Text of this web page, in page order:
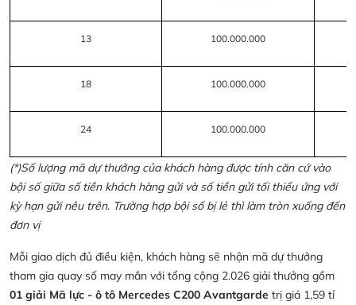
13 100.000.000
18 100.000.000
24 100.000.000
(*)Số lượng mã dự thưởng của khách hàng được tính căn cứ vào
bội số giữa số tiền khách hàng gửi và số tiền gửi tối thiểu ứng với
kỳ hạn gửi nêu trên. Trường hợp bội số bị lẻ thì làm tròn xuống đến
đơn vị
Mỗi giao dịch đủ điều kiện, khách hàng sẽ nhận mã dự thưởng
tham gia quay số may mắn với tổng cộng 2.026 giải thưởng gồm
01 giải Mã lực - ô tô Mercedes C200 Avantgarde trị giá 1,59 tỉ